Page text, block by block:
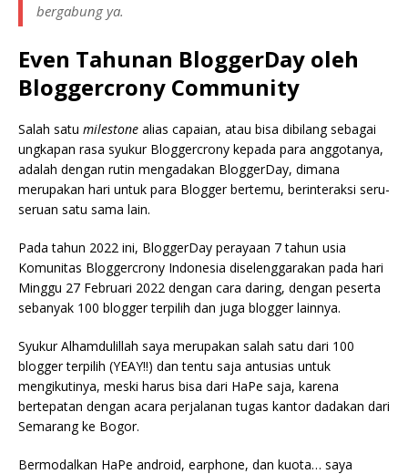
bergabung ya.
Even Tahunan BloggerDay oleh
Bloggercrony Community
Salah satu milestone alias capaian, atau bisa dibilang sebagai
ungkapan rasa syukur Bloggercrony kepada para anggotanya,
adalah dengan rutin mengadakan BloggerDay, dimana
merupakan hari untuk para Blogger bertemu, berinteraksi seru-
seruan satu sama lain.
Pada tahun 2022 ini, BloggerDay perayaan 7 tahun usia
Komunitas Bloggercrony Indonesia diselenggarakan pada hari
Minggu 27 Februari 2022 dengan cara daring, dengan peserta
sebanyak 100 blogger terpilih dan juga blogger lainnya.
Syukur Alhamdulillah saya merupakan salah satu dari 100
blogger terpilih (YEAY!!) dan tentu saja antusias untuk
mengikutinya, meski harus bisa dari HaPe saja, karena
bertepatan dengan acara perjalanan tugas kantor dadakan dari
Semarang ke Bogor.
Bermodalkan HaPe android, earphone, dan kuota… saya